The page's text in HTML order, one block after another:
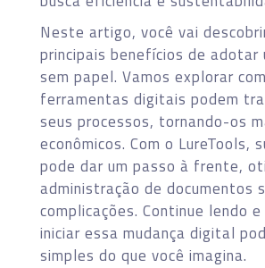
Neste artigo, você vai
principais benefícios de adotar
sem papel. Vamos explorar
ferramentas digitais podem
seus processos, tornando-os
econômicos. Com o LureTools,
pode dar um passo à frente,
administração de documentos
complicações. Continue lendo
iniciar essa mudança digital
simples do que você imagina.